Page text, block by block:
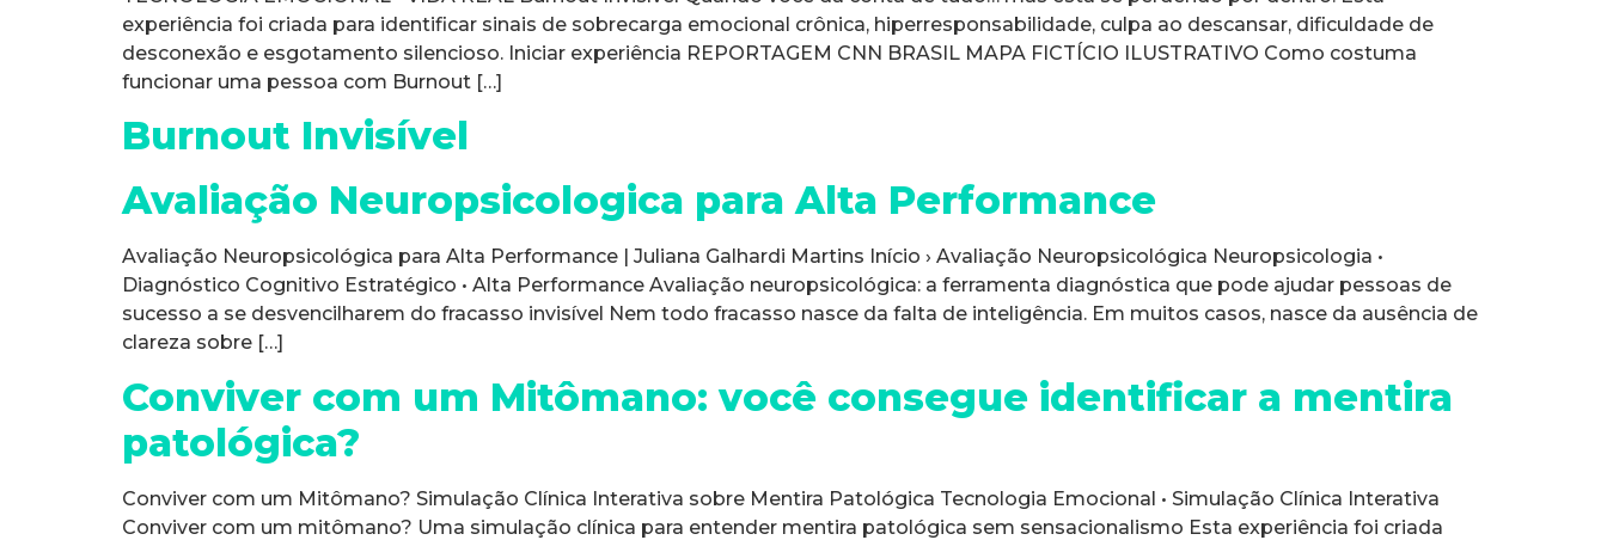
experiência foi criada para identificar sinais de sobrecarga emocional crônica, hiperresponsabilidade, culpa ao descansar, dificuldade de
desconexão e esgotamento silencioso. Iniciar experiência REPORTAGEM CNN BRASIL MAPA FICTÍCIO ILUSTRATIVO Como costuma
funcionar uma pessoa com Burnout […]
Burnout Invisível
Avaliação Neuropsicologica para Alta Performance
Avaliação Neuropsicológica para Alta Performance | Juliana Galhardi Martins Início › Avaliação Neuropsicológica Neuropsicologia •
Diagnóstico Cognitivo Estratégico • Alta Performance Avaliação neuropsicológica: a ferramenta diagnóstica que pode ajudar pessoas de
sucesso a se desvencilharem do fracasso invisível Nem todo fracasso nasce da falta de inteligência. Em muitos casos, nasce da ausência de
clareza sobre […]
Conviver com um Mitômano: você consegue identificar a mentira
patológica?
Conviver com um Mitômano? Simulação Clínica Interativa sobre Mentira Patológica Tecnologia Emocional • Simulação Clínica Interativa
Conviver com um mitômano? Uma simulação clínica para entender mentira patológica sem sensacionalismo Esta experiência foi criada